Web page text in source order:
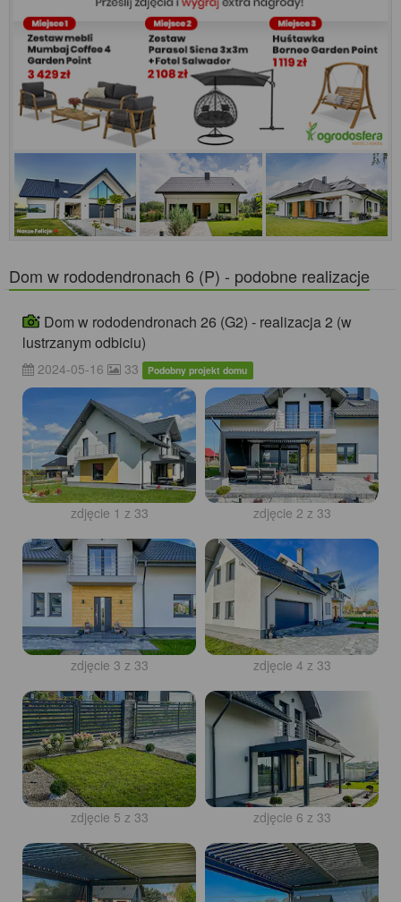
Dom w rododendronach 6 (P) - podobne realizacje
Dom w rododendronach 26 (G2) - realizacja 2 (w
lustrzanym odbiciu)
2024-05-16 33 Podobny projekt domu
zdjęcie 1 z 33 zdjęcie 2 z 33
zdjęcie 3 z 33 zdjęcie 4 z 33
zdjęcie 5 z 33 zdjęcie 6 z 33